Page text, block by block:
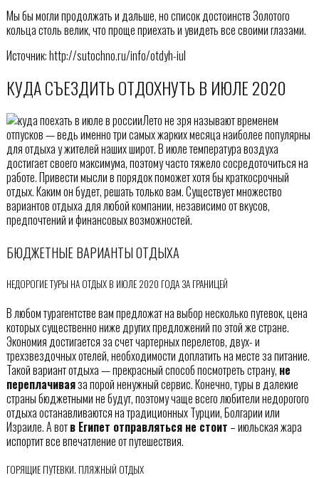
Мы бы могли продолжать и дальше, но список достоинств Золотого
кольца столь велик, что проще приехать и увидеть все своими глазами.
Источник: http://sutochno.ru/info/otdyh-iul
КУДА СЪЕЗДИТЬ ОТДОХНУТЬ В ИЮЛЕ 2020
Лето не зря называют временем
отпусков — ведь именно три самых жарких месяца наиболее популярны
для отдыха у жителей наших широт. В июле температура воздуха
достигает своего максимума, поэтому часто тяжело сосредоточиться на
работе. Привести мысли в порядок поможет хотя бы краткосрочный
отдых. Каким он будет, решать только вам. Существует множество
вариантов отдыха для любой компании, независимо от вкусов,
предпочтений и финансовых возможностей.
БЮДЖЕТНЫЕ ВАРИАНТЫ ОТДЫХА
НЕДОРОГИЕ ТУРЫ НА ОТДЫХ В ИЮЛЕ 2020 ГОДА ЗА ГРАНИЦЕЙ
В любом турагентстве вам предложат на выбор несколько путевок, цена
которых существенно ниже других предложений по этой же стране.
Экономия достигается за счет чартерных перелетов, двух- и
трехзвездочных отелей, необходимости доплатить на месте за питание.
Такой вариант отдыха — прекрасный способ посмотреть страну, не
переплачиваяза порой ненужный сервис. Конечно, туры в далекие
страны бюджетными не будут, поэтому чаще всего любители недорогого
отдыха останавливаются на традиционных Турции, Болгарии или
Израиле. А вотв Египет отправляться не стоит – июльская жара
испортит все впечатление от путешествия.
ГОРЯЩИЕ ПУТЕВКИ. ПЛЯЖНЫЙ ОТДЫХ